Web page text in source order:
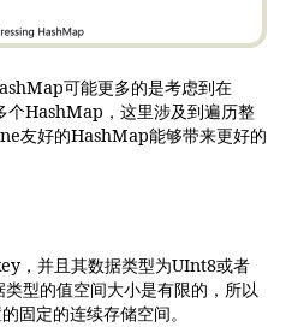
可能更多的是考虑到在
HashMap，这里涉及到遍历整
友好的HashMap能够带来更好的
，并且其数据类型为UInt8或者
型的值空间大小是有限的，所以
固定的连续存储空间。